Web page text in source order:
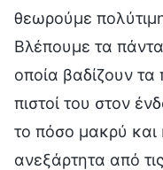
θεωρούμε
Βλέπουμε τα
οποία βαδίζουν τα
πιστοί του στον
το πόσο μακρύ και
ανεξάρτητα από